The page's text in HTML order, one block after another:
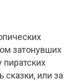
затонувших
сказки, или за